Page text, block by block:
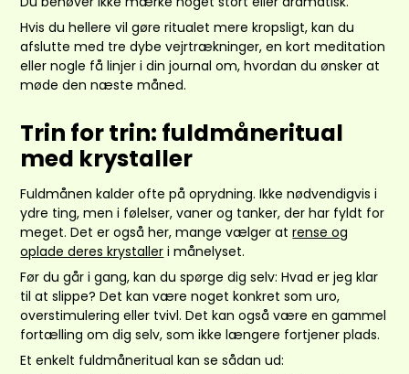
Hvis du hellere vil gøre ritualet mere kropsligt, kan du
afslutte med tre dybe vejrtrækninger, en kort meditation
eller nogle få linjer i din journal om, hvordan du ønsker at
møde den næste måned.
Trin for trin: fuldmåneritual
med krystaller
Fuldmånen kalder ofte på oprydning. Ikke nødvendigvis i
ydre ting, men i følelser, vaner og tanker, der har fyldt for
meget. Det er også her, mange vælger atrense og
oplade deres krystaller i månelyset.
Før du går i gang, kan du spørge dig selv: Hvad er jeg klar
til at slippe? Det kan være noget konkret som uro,
overstimulering eller tvivl. Det kan også være en gammel
fortælling om dig selv, som ikke længere fortjener plads.
Et enkelt fuldmåneritual kan se sådan ud: